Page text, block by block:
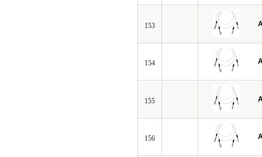
153
154
155
156